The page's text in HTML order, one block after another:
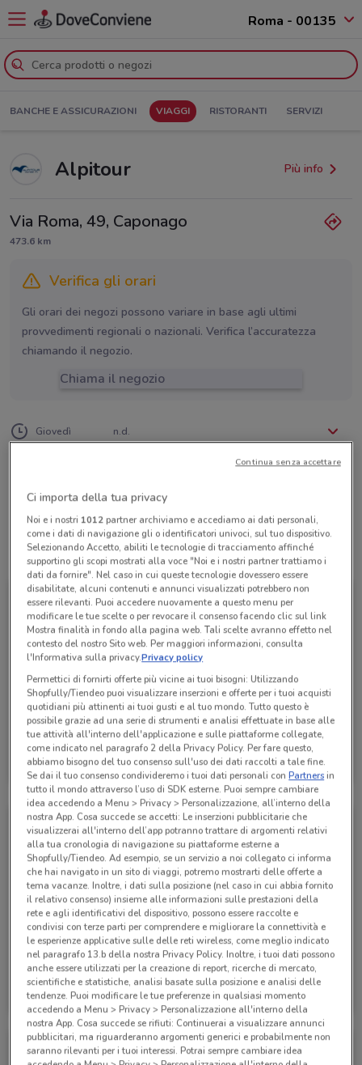
Roma - 00135
BANCHE E ASSICURAZIONI VIAGGI RISTORANTI SERVIZI
Alpitour Più info
Via Roma, 49, Caponago
473.6 km
Verifica gli orari
Gli orari dei negozi possono variare in base agli ultimi
provvedimenti regionali o nazionali. Verifica l’accuratezza
chiamando il negozio.
Chiama il negozio
Giovedì n.d.
Venerdì n.d.
Sabato n.d.
Domenica n.d.
Confort Viaggi Srl
Tutte le promozioni di questo negozio
Alpitour
Scade il 31/01 942 m
Alpitour
Scade il 31/10 942 m
Alpitour
Scade il 31/10
Ci importa della tua privacy
Noi e i nostri 1012partner archiviamo e accediamo ai dati personali,
come i dati di navigazione gli o identificatori univoci, sul tuo dispositivo.
Selezionando Accetto, abiliti le tecnologie di tracciamento affinché
supportino gli scopi mostrati alla voce "Noi e i nostri partner trattiamo i
dati da fornire". Nel caso in cui queste tecnologie dovessero essere
disabilitate, alcuni contenuti e annunci visualizzati potrebbero non
essere rilevanti. Puoi accedere nuovamente a questo menu per
modificare le tue scelte o per revocare il consenso facendo clic sul link
Mostra finalità in fondo alla pagina web. Tali scelte avranno effetto nel
contesto del nostro Sito web. Per maggiori informazioni, consulta
l'Informativa sulla privacy.Privacy policy
Permettici di fornirti offerte più vicine ai tuoi bisogni: Utilizzando
Shopfully/Tiendeo puoi visualizzare inserzioni e offerte per i tuoi acquisti
quotidiani più attinenti ai tuoi gusti e al tuo mondo. Tutto questo è
possibile grazie ad una serie di strumenti e analisi effettuate in base alle
tue attività all'interno dell'applicazione e sulle piattaforme collegate,
come indicato nel paragrafo 2 della Privacy Policy. Per fare questo,
abbiamo bisogno del tuo consenso sull'uso dei dati raccolti a tale fine.
Se dai il tuo consenso condivideremo i tuoi dati personali conPartnersin
tutto il mondo attraverso l’uso di SDK esterne. Puoi sempre cambiare
idea accedendo a Menu > Privacy > Personalizzazione, all’interno della
nostra App. Cosa succede se accetti: Le inserzioni pubblicitarie che
visualizzerai all'interno dell’app potranno trattare di argomenti relativi
alla tua cronologia di navigazione su piattaforme esterne a
Shopfully/Tiendeo. Ad esempio, se un servizio a noi collegato ci informa
che hai navigato in un sito di viaggi, potremo mostrarti delle offerte a
tema vacanze. Inoltre, i dati sulla posizione (nel caso in cui abbia fornito
il relativo consenso) insieme alle informazioni sulle prestazioni della
rete e agli identificativi del dispositivo, possono essere raccolte e
condivisi con terze parti per comprendere e migliorare la connettività e
le esperienze applicative sulle delle reti wireless, come meglio indicato
nel paragrafo 13.b della nostra Privacy Policy. Inoltre, i tuoi dati possono
anche essere utilizzati per la creazione di report, ricerche di mercato,
scientifiche e statistiche, analisi basate sulla posizione e analisi delle
tendenze. Puoi modificare le tue preferenze in qualsiasi momento
accedendo a Menu > Privacy > Personalizzazione all'interno della
nostra App. Cosa succede se rifiuti: Continuerai a visualizzare annunci
pubblicitari, ma riguarderanno argomenti generici e probabilmente non
saranno rilevanti per i tuoi interessi. Potrai sempre cambiare idea
Continua senza accettare